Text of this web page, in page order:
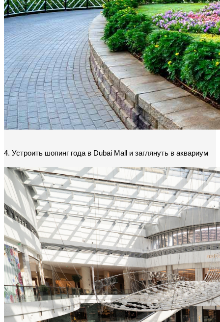
4. Устроить шопинг года в Dubai Mall и заглянуть в аквариум